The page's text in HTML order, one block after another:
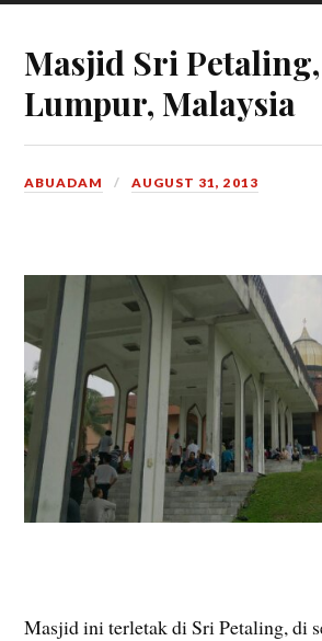
Masjid Sri
Lumpur, Malaysia
ABUADAM AUGUST 31, 2013
Masjid ini terletak di Sri Petaling, di